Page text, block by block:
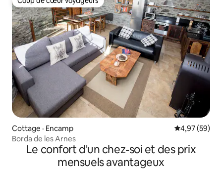
Coup de cœur voyageurs
Cottage · Encamp Note
4,97 (59)
Borda de les Arnes
Le confort d'un chez-soi et des prix
mensuels avantageux